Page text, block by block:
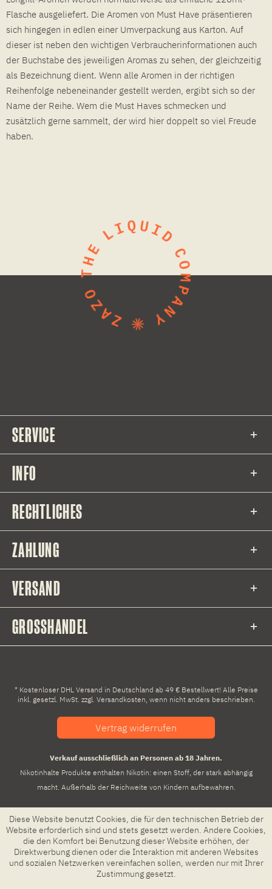
Flasche ausgeliefert. Die Aromen von Must Have präsentieren
sich hingegen in edlen einer Umverpackung aus Karton. Auf
dieser ist neben den wichtigen Verbraucherinformationen auch
der Buchstabe des jeweiligen Aromas zu sehen, der gleichzeitig
als Bezeichnung dient. Wenn alle Aromen in der richtigen
Reihenfolge nebeneinander gestellt werden, ergibt sich so der
Name der Reihe. Wem die Must Haves schmecken und
zusätzlich gerne sammelt, der wird hier doppelt so viel Freude
haben.
SERVICE
INFO
RECHTLICHES
ZAHLUNG
VERSAND
GROSSHANDEL
* Kostenloser DHL Versand in Deutschland ab 49 € Bestellwert! Alle Preise
inkl. gesetzl. MwSt. zzgl. Versandkosten , wenn nicht anders beschrieben.
Vertrag widerrufen
Verkauf ausschließlich an Personen ab 18 Jahren.
Nikotinhalte Produkte enthalten Nikotin: einen Stoff, der stark abhängig
macht. Außerhalb der Reichweite von Kindern aufbewahren.
Diese Website benutzt Cookies, die für den technischen Betrieb der
Website erforderlich sind und stets gesetzt werden. Andere Cookies,
die den Komfort bei Benutzung dieser Website erhöhen, der
Direktwerbung dienen oder die Interaktion mit anderen Websites
und sozialen Netzwerken vereinfachen sollen, werden nur mit Ihrer
Zustimmung gesetzt.